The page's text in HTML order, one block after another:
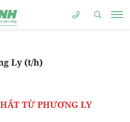
Ly (t/h)
TỪ PHƯƠNG LY